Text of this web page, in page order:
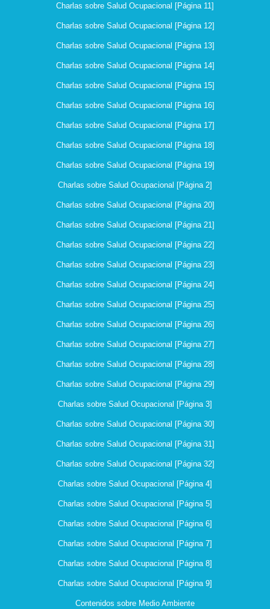
Charlas sobre Salud Ocupacional [Página 11]
Charlas sobre Salud Ocupacional [Página 12]
Charlas sobre Salud Ocupacional [Página 13]
Charlas sobre Salud Ocupacional [Página 14]
Charlas sobre Salud Ocupacional [Página 15]
Charlas sobre Salud Ocupacional [Página 16]
Charlas sobre Salud Ocupacional [Página 17]
Charlas sobre Salud Ocupacional [Página 18]
Charlas sobre Salud Ocupacional [Página 19]
Charlas sobre Salud Ocupacional [Página 2]
Charlas sobre Salud Ocupacional [Página 20]
Charlas sobre Salud Ocupacional [Página 21]
Charlas sobre Salud Ocupacional [Página 22]
Charlas sobre Salud Ocupacional [Página 23]
Charlas sobre Salud Ocupacional [Página 24]
Charlas sobre Salud Ocupacional [Página 25]
Charlas sobre Salud Ocupacional [Página 26]
Charlas sobre Salud Ocupacional [Página 27]
Charlas sobre Salud Ocupacional [Página 28]
Charlas sobre Salud Ocupacional [Página 29]
Charlas sobre Salud Ocupacional [Página 3]
Charlas sobre Salud Ocupacional [Página 30]
Charlas sobre Salud Ocupacional [Página 31]
Charlas sobre Salud Ocupacional [Página 32]
Charlas sobre Salud Ocupacional [Página 4]
Charlas sobre Salud Ocupacional [Página 5]
Charlas sobre Salud Ocupacional [Página 6]
Charlas sobre Salud Ocupacional [Página 7]
Charlas sobre Salud Ocupacional [Página 8]
Charlas sobre Salud Ocupacional [Página 9]
Contenidos sobre Medio Ambiente